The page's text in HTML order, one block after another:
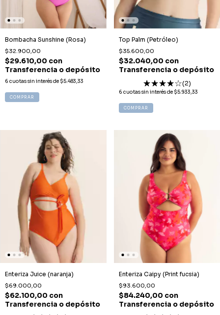
Bombacha Sunshine (Rosa)
$32.900,00
$29.610,00 con
Transferencia o depósito
6 cuotas sin interés de $5.483,33
COMPRAR
Top Palm (Petróleo)
$35.600,00
$32.040,00 con
Transferencia o depósito
(2)
6 cuotas sin interés de $5.933,33
COMPRAR
Enteriza Juice (naranja)
$69.000,00
$62.100,00 con
Transferencia o depósito
Enteriza Caipy (Print fucsia)
$93.600,00
$84.240,00 con
Transferencia o depósito